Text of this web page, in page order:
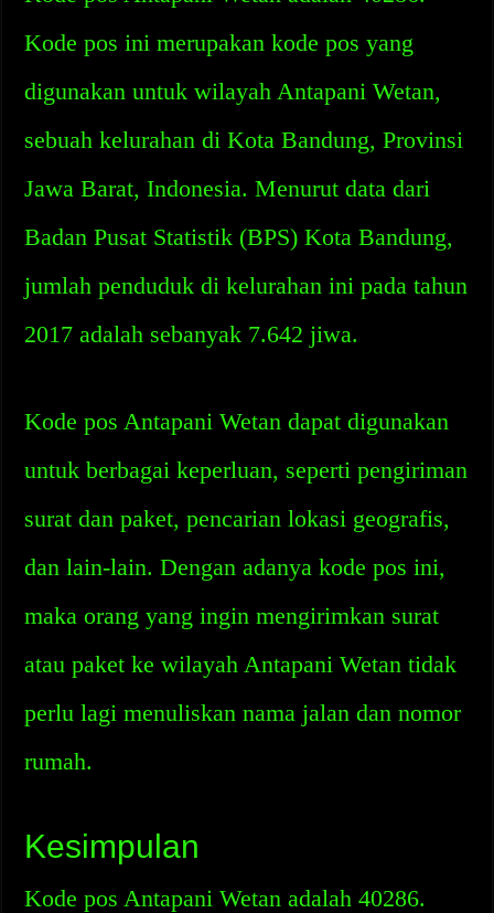
Kode pos ini merupakan kode pos yang
digunakan untuk wilayah Antapani Wetan,
sebuah kelurahan di Kota Bandung, Provinsi
Jawa Barat, Indonesia. Menurut data dari
Badan Pusat Statistik (BPS) Kota Bandung,
jumlah penduduk di kelurahan ini pada tahun
2017 adalah sebanyak 7.642 jiwa.
Kode pos Antapani Wetan dapat digunakan
untuk berbagai keperluan, seperti pengiriman
surat dan paket, pencarian lokasi geografis,
dan lain-lain. Dengan adanya kode pos ini,
maka orang yang ingin mengirimkan surat
atau paket ke wilayah Antapani Wetan tidak
perlu lagi menuliskan nama jalan dan nomor
rumah.
Kesimpulan
Kode pos Antapani Wetan adalah 40286.